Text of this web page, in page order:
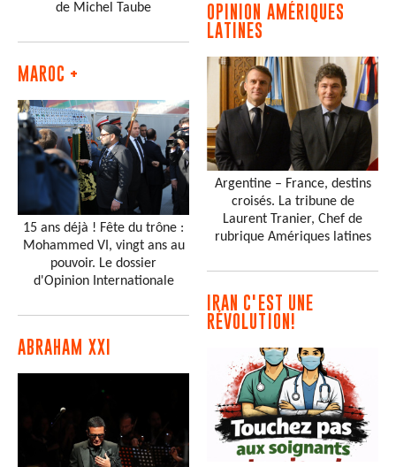
de Michel Taube
MAROC +
15 ans déjà ! Fête du trône :
Mohammed VI, vingt ans au
pouvoir. Le dossier
d'Opinion Internationale
ABRAHAM XXI
OPINION AMÉRIQUES
LATINES
Argentine – France, destins
croisés. La tribune de
Laurent Tranier, Chef de
rubrique Amériques latines
IRAN C'EST UNE
RÉVOLUTION!